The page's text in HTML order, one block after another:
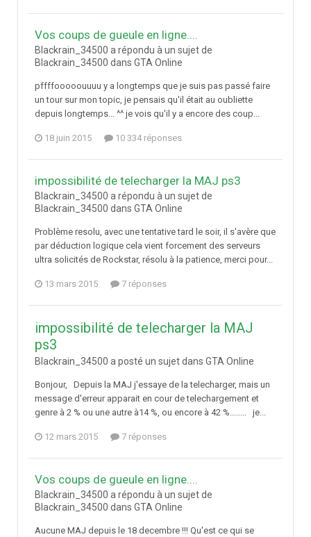
Vos coups de gueule en ligne....
Blackrain_34500 a répondu à un sujet de
Blackrain_34500 dans GTA Online
pffffooooouuuu y a longtemps que je suis pas passé faire
un tour sur mon topic, je pensais qu'il était au oubliette
depuis longtemps... ^^ je vois qu'il y a encore des coup...
18 juin 2015 10 334 réponses
impossibilité de telecharger la MAJ ps3
Blackrain_34500 a répondu à un sujet de
Blackrain_34500 dans GTA Online
Problème resolu, avec une tentative tard le soir, il s'avère que
par déduction logique cela vient forcement des serveurs
ultra solicités de Rockstar, résolu à la patience, merci pour...
13 mars 2015 7 réponses
impossibilité de telecharger la MAJ
ps3
Blackrain_34500 a posté un sujet dans GTA Online
Bonjour, Depuis la MAJ j'essaye de la telecharger, mais un
message d'erreur apparait en cour de telechargement et
genre à 2 % ou une autre à14 %, ou encore à 42 %........ je...
12 mars 2015 7 réponses
Vos coups de gueule en ligne....
Blackrain_34500 a répondu à un sujet de
Blackrain_34500 dans GTA Online
Aucune MAJ depuis le 18 decembre !!! Qu'est ce qui se